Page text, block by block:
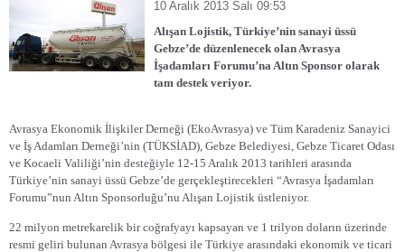
10 Aralık 2013 Salı 09:53
Alışan Lojistik, Türkiye’nin sanayi üssü
Gebze’de düzenlenecek olan Avrasya
İşadamları Forumu’na Altın Sponsor olarak
tam destek veriyor.
Avrasya Ekonomik İlişkiler Derneği (EkoAvrasya) ve Tüm Karadeniz Sanayici
ve İş Adamları Derneği’nin (TÜKSİAD), Gebze Belediyesi, Gebze Ticaret Odası
ve Kocaeli Valiliği’nin desteğiyle 12-15 Aralık 2013 tarihleri arasında
Türkiye’nin sanayi üssü Gebze’de gerçekleştirecekleri “Avrasya İşadamları
Forumu”nun Altın Sponsorluğu’nu Alışan Lojistik üstleniyor.
22 milyon metrekarelik bir coğrafyayı kapsayan ve 1 trilyon doların üzerinde
resmi geliri bulunan Avrasya bölgesi ile Türkiye arasındaki ekonomik ve ticari